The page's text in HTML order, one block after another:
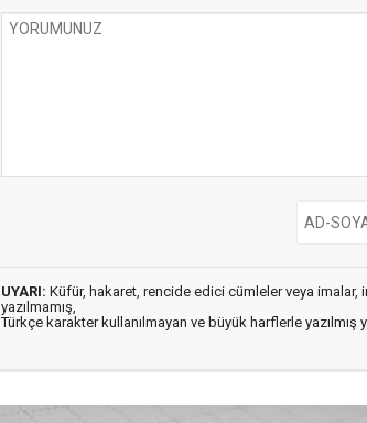
UYARI: Küfür, hakaret, rencide edici cümleler veya imalar,
yazılmamış,
Türkçe karakter kullanılmayan ve büyük harflerle yazılmış